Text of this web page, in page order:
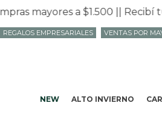
mayores a $1.500 || Recibí tu
NEW ALTO INVIERNO
REGALOS EMPRESARIALES VENTAS POR